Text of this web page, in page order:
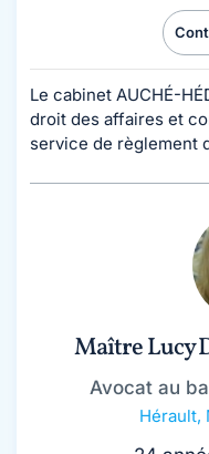
Le cabinet AUCHÉ-
droit des affaires et
service de règlement
Maître Lucy
Avocat au
Hérault,